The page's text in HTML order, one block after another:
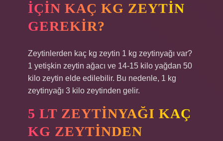
IÇIN KAÇ KG ZEYTIN
GEREKIR?
Zeytinlerden kaç kg zeytin 1 kg zeytinyağı var?
1 yetişkin zeytin ağacı ve 14-15 kilo yağdan 50
kilo zeytin elde edilebilir. Bu nedenle, 1 kg
zeytinyağı 3 kilo zeytinden gelir.
5 LT ZEYTINYAĞI KAÇ
KG ZEYTINDEN